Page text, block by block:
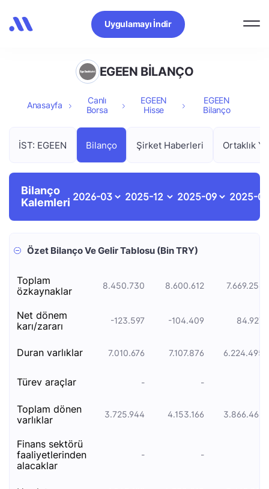
Uygulamayı İndir
EGEEN BİLANÇO
Anasayfa
Canlı
Borsa
EGEEN
Hisse
EGEEN
Bilanço
İST: EGEEN Bilanço Şirket Haberleri Ortaklık
Bilanço
Kalemleri
Özet Bilanço Ve Gelir Tablosu (Bin TRY)
toplam
özkaynaklar
8.450.730 8.600.612 7.669.256
net dönem
karı/zararı
-123.597 -104.409 84.927
duran varliklar 7.010.676 7.107.876 6.224.495
türev araçlar - -
toplam dönen
varlıklar
3.725.944 4.153.166 3.866.466
finans sektörü
faaliyetlerinden
alacaklar
- -